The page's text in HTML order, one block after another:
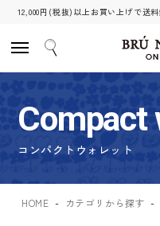
12,000円(税抜)以上お買い上げで送
Compact
コンパクトウォレット
HOME カテゴリから探す